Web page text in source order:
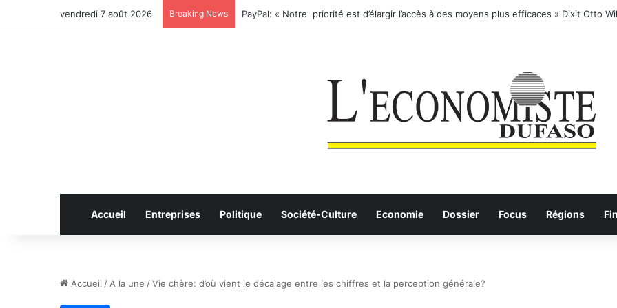
vendredi 7 août 2026 Breaking News
Accueil Entreprises Politique Société-Culture Economie Dossier Focus Régions
Accueil / A la une /Vie chère: d’où vient le décalage entre les chiffres et la perception générale?